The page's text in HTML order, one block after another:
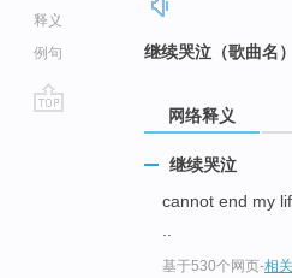
释义
例句
继续哭泣（歌曲名）
网络释义
继续哭泣
cannot end my
基于530个网页-相